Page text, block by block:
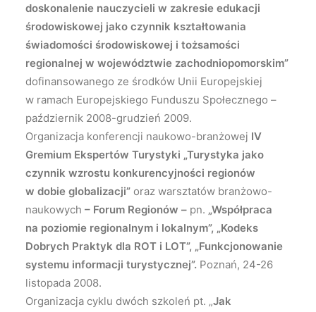
doskonalenie nauczycieli w zakresie edukacji
środowiskowej jako czynnik kształtowania
świadomości środowiskowej i tożsamości
regionalnej w województwie zachodniopomorskim”
dofinansowanego ze środków Unii Europejskiej
w ramach Europejskiego Funduszu Społecznego –
październik 2008-grudzień 2009.
Organizacja konferencji naukowo-branżowej IV
Gremium Ekspertów Turystyki „Turystyka jako
czynnik wzrostu konkurencyjności regionów
w dobie globalizacji” oraz warsztatów branżowo-
naukowych – Forum Regionów – pn. „Współpraca
na poziomie regionalnym i lokalnym”, „Kodeks
Dobrych Praktyk dla ROT i LOT”, „Funkcjonowanie
systemu informacji turystycznej”. Poznań, 24-26
listopada 2008.
Organizacja cyklu dwóch szkoleń pt. „Jak